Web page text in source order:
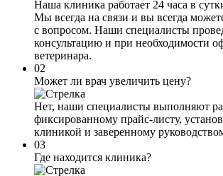
Наша клиника работает 24 часа в
Мы всегда на связи и вы всегда
с вопросом. Наши специалисты
консультацию и при необходимости
ветеринара.
02
Может ли врач увеличить цену?
Нет, наши специалисты выполняют
фиксированному прайс-листу,
клиникой и заверенному
03
Где находится клиника?